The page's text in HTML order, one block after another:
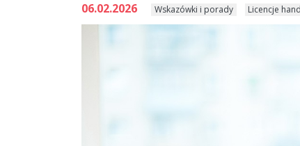
06.02.2026 Wskazówki i porady Licencje